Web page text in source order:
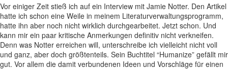
Vor einiger Zeit stieß ich auf ein Interview mit Jamie Notter. Den Artikel
hatte ich schon eine Weile in meinem Literaturverwaltungsprogramm,
hatte ihn aber noch nicht wirklich durchgearbeitet. Jetzt schon. Und
kann mir ein paar kritische Anmerkungen definitiv nicht verkneifen.
Denn was Notter erreichen will, unterschreibe ich vielleicht nicht voll
und ganz, aber doch größtenteils. Sein Buchtitel “Humanize” gefällt mir
gut. Vor allem die damit verbundenen Ideen und Vorschläge für einen